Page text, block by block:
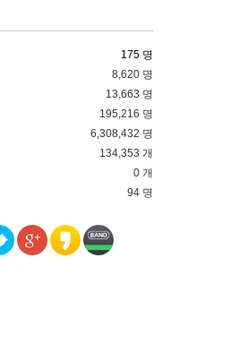
175 명
8,620 명
13,663 명
195,216 명
6,308,432 명
134,353 개
0 개
94 명